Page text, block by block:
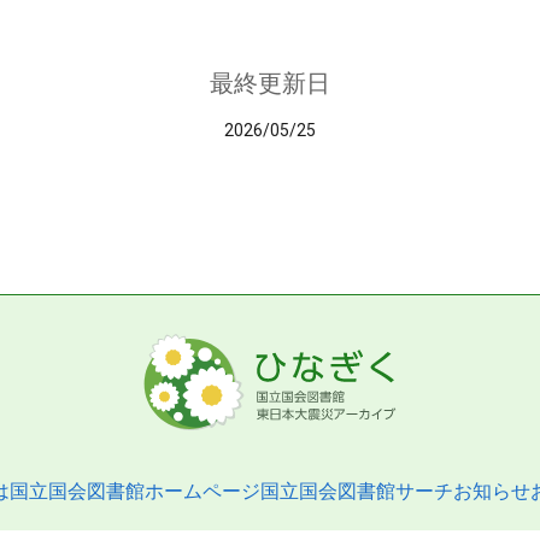
最終更新日
2026/05/25
国立国会図書館ホームページ国立国会図書館サーチお知らせ